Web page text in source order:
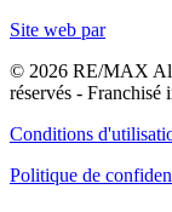
Site web par
© 2026 RE/MAX
réservés -
Conditions
Politique de